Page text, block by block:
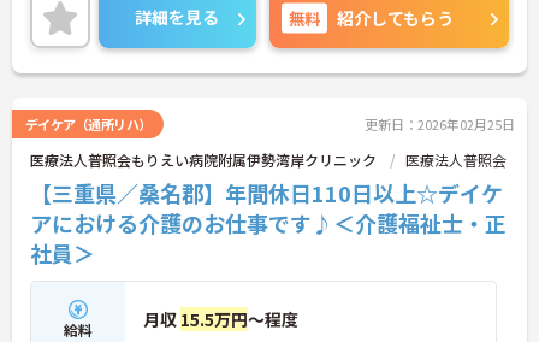
詳細を見る 無料 紹介してもらう
デイケア（通所リハ） 更新日：2026年02月25日
医療法人普照会もりえい病院附属伊勢湾岸クリニック 医療法人普照会
【三重県／桑名郡】年間休日110日以上☆デイケ
アにおける介護のお仕事です♪＜介護福祉士・正
社員＞
給料 月収 15.5万円～程度